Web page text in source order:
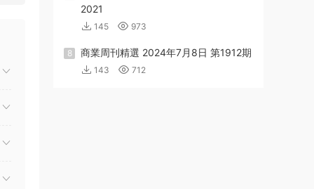
2021
145 973
8 商業周刊精選 2024年7月8日 第1912期
143 712